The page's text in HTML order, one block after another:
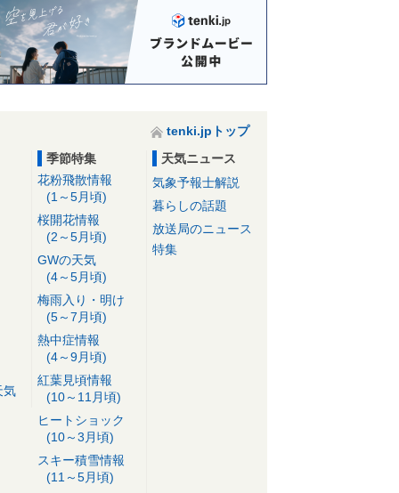
tenki.jpトップ
気
季節特集
花粉飛散情報
(1～5月頃)
桜開花情報
(2～5月頃)
GWの天気
(4～5月頃)
梅雨入り・明け
(5～7月頃)
熱中症情報
(4～9月頃)
紅葉見頃情報
(10～11月頃)
ヒートショック
(10～3月頃)
スキー積雪情報
(11～5月頃)
天気ニュース
気象予報士解説
暮らしの話題
放送局のニュース
特集